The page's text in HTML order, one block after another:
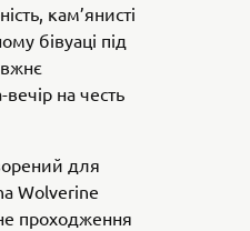
кам’янисті
бівуаці під
на честь
для
Wolverine
проходження